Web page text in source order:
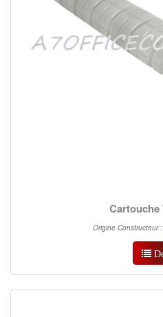
Cartouche
Origine Constructeur